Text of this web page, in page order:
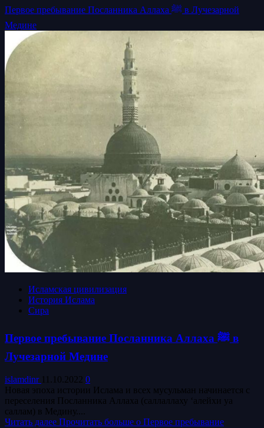
Первое пребывание Посланника Аллаха ﷺ в Лучезарной
Медине
Исламская цивилизация
История Ислама
Сира
Первое пребывание Посланника Аллаха ﷺ в
Лучезарной Медине
islamdinr 11.10.2022 0
Новая эпоха истории Ислама и всех мусульман начинается с
переселения Посланника Аллаха (саллаллаху ‘алейхи уа
саллам) в Медину....
Читать далее Прочитать больше о Первое пребывание